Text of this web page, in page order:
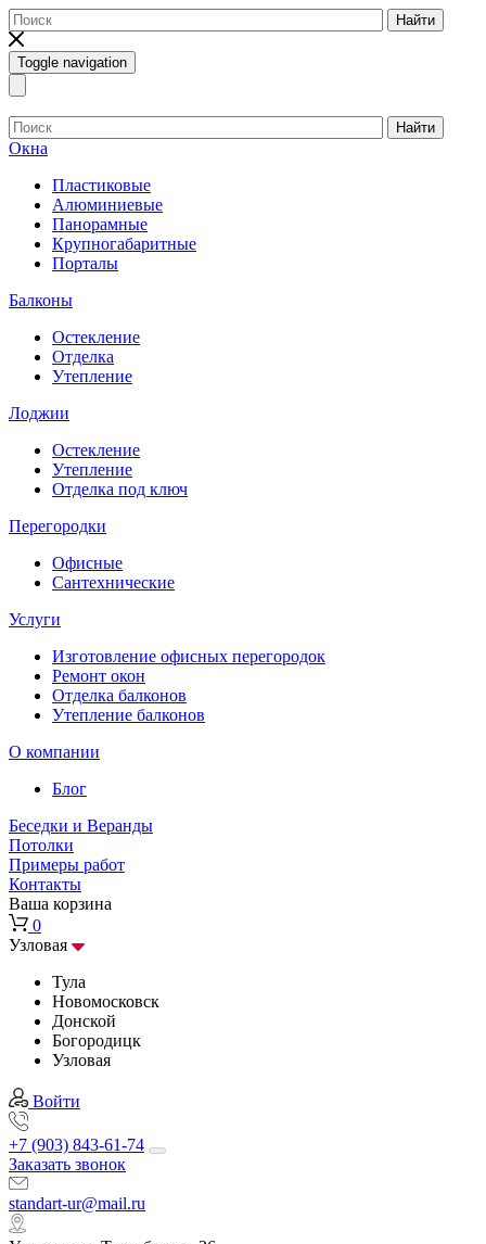
Найти
Toggle navigation
Найти
Окна
Пластиковые
Алюминиевые
Панорамные
Крупногабаритные
Порталы
Балконы
Остекление
Отделка
Утепление
Лоджии
Остекление
Утепление
Отделка под ключ
Перегородки
Офисные
Сантехнические
Услуги
Изготовление офисных перегородок
Ремонт окон
Отделка балконов
Утепление балконов
О компании
Блог
Беседки и Веранды
Потолки
Примеры работ
Контакты
Ваша корзина
0
Узловая
Тула
Новомосковск
Донской
Богородицк
Узловая
Войти
+7 (903) 843-61-74
Заказать звонок
standart-ur@mail.ru